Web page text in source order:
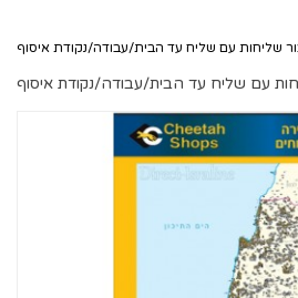
שליחות עם שליח עד הבית/עבודה/נקודת איסוף
עם שליח עד הבית/עבודה/נקודת איסוף